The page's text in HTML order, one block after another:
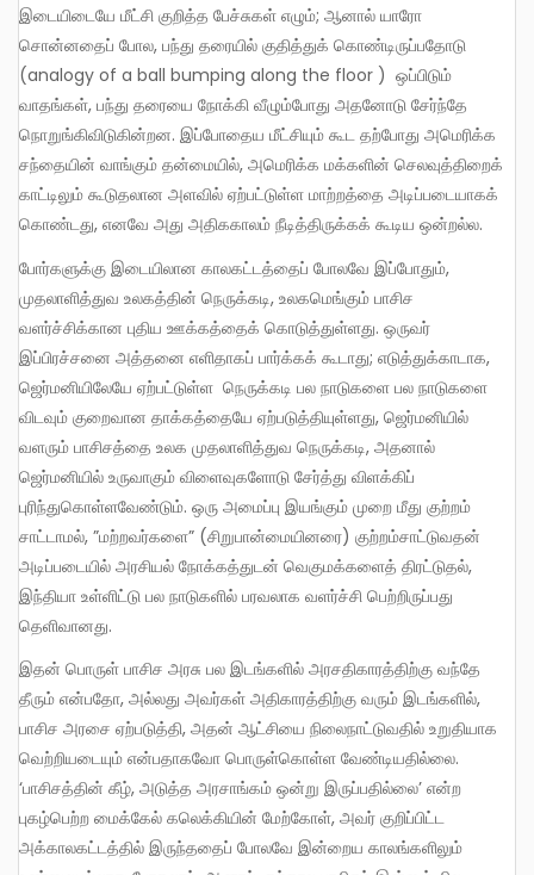
இடையிடையே மீட்சி குறித்த பேச்சுகள் எழும்; ஆனால் யாரோ
சொன்னதைப் போல, பந்து தரையில் குதித்துக் கொண்டிருப்பதோடு
(analogy of a ball bumping along the floor ) ஒப்பிடும்
வாதங்கள், பந்து தரையை நோக்கி வீழும்போது அதனோடு சேர்ந்தே
நொறுங்கிவிடுகின்றன. இப்போதைய மீட்சியும் கூட தற்போது அமெரிக்க
சந்தையின் வாங்கும் தன்மையில், அமெரிக்க மக்களின் செலவுத்திறைக்
காட்டிலும் கூடுதலான அளவில் ஏற்பட்டுள்ள மாற்றத்தை அடிப்படையாகக்
கொண்டது, எனவே அது அதிககாலம் நீடித்திருக்கக் கூடிய ஒன்றல்ல.
போர்களுக்கு இடையிலான காலகட்டத்தைப் போலவே இப்போதும்,
முதலாளித்துவ உலகத்தின் நெருக்கடி, உலகமெங்கும் பாசிச
வளர்ச்சிக்கான புதிய ஊக்கத்தைக் கொடுத்துள்ளது. ஒருவர்
இப்பிரச்சனை அத்தனை எளிதாகப் பார்க்கக் கூடாது; எடுத்துக்காடாக,
ஜெர்மனியிலேயே ஏற்பட்டுள்ள நெருக்கடி பல நாடுகளை பல நாடுகளை
விடவும் குறைவான தாக்கத்தையே ஏற்படுத்தியுள்ளது, ஜெர்மனியில்
வளரும் பாசிசத்தை உலக முதலாளித்துவ நெருக்கடி, அதனால்
ஜெர்மனியில் உருவாகும் விளைவுகளோடு சேர்த்து விளக்கிப்
புரிந்துகொள்ளவேண்டும். ஒரு அமைப்பு இயங்கும் முறை மீது குற்றம்
சாட்டாமல், ”மற்றவர்களை” (சிறுபான்மையினரை) குற்றம்சாட்டுவதன்
அடிப்படையில் அரசியல் நோக்கத்துடன் வெகுமக்களைத் திரட்டுதல்,
இந்தியா உள்ளிட்டு பல நாடுகளில் பரவலாக வளர்ச்சி பெற்றிருப்பது
தெளிவானது.
இதன் பொருள் பாசிச அரசு பல இடங்களில் அரசதிகாரத்திற்கு வந்தே
தீரும் என்பதோ, அல்லது அவர்கள் அதிகாரத்திற்கு வரும் இடங்களில்,
பாசிச அரசை ஏற்படுத்தி, அதன் ஆட்சியை நிலைநாட்டுவதில் உறுதியாக
வெற்றியடையும் என்பதாகவோ பொருள்கொள்ள வேண்டியதில்லை.
‘பாசிசத்தின் கீழ், அடுத்த அரசாங்கம் ஒன்று இருப்பதில்லை’ என்ற
புகழ்பெற்ற மைக்கேல் கலெக்கியின் மேற்கோள், அவர் குறிப்பிட்ட
அக்காலகட்டத்தில் இருந்ததைப் போலவே இன்றைய காலங்களிலும்